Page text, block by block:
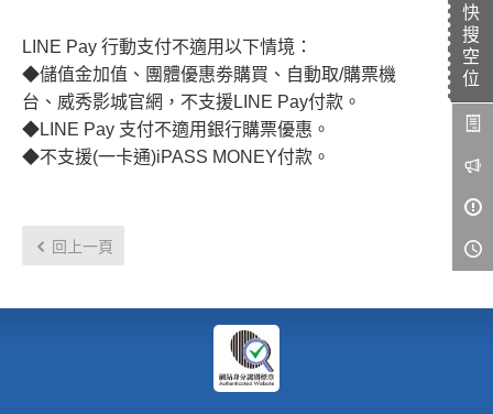
快
搜
空
位
LINE Pay 行動支付不適用以下情境：
◆儲值金加值、團體優惠劵購買、自動取/購票機
台、威秀影城官網，不支援LINE Pay付款。
◆LINE Pay 支付不適用銀行購票優惠。
◆不支援(一卡通)iPASS MONEY付款。
回上一頁
MUCROWN
IMAX
4DX
VR 演唱會
GOLD CLASS
UNICORN